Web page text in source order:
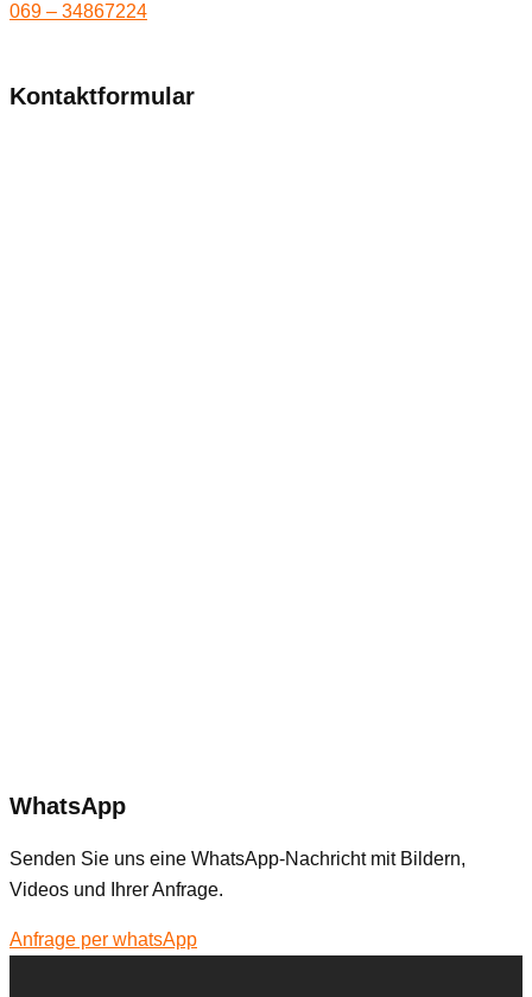
069 – 34867224
Kontaktformular
WhatsApp
Senden Sie uns eine WhatsApp-Nachricht mit Bildern,
Videos und Ihrer Anfrage.
Anfrage per whatsApp